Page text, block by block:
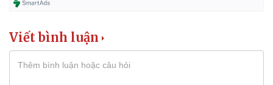
Viết bình luận